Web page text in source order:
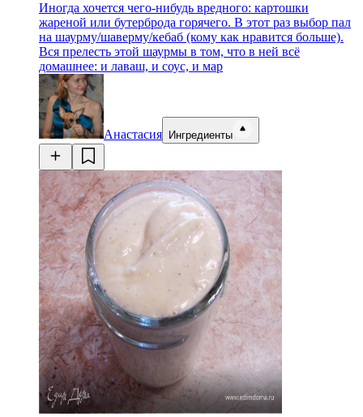
Иногда хочется чего-нибудь вредного: картошки
жареной или бутерброда горячего. В этот раз выбор пал
на шаурму/шаверму/кебаб (кому как нравится больше).
Вся прелесть этой шаурмы в том, что в ней всё
домашнее: и лаваш, и соус, и мар
Анастасия Ингредиенты